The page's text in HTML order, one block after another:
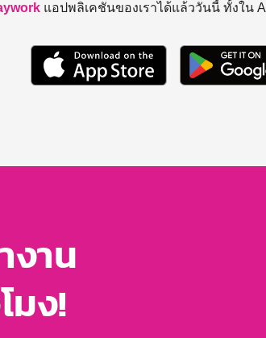
แอปพลิเคชันของเราได้แล้ววันนี้ ทั้งใน
งาน
มง!